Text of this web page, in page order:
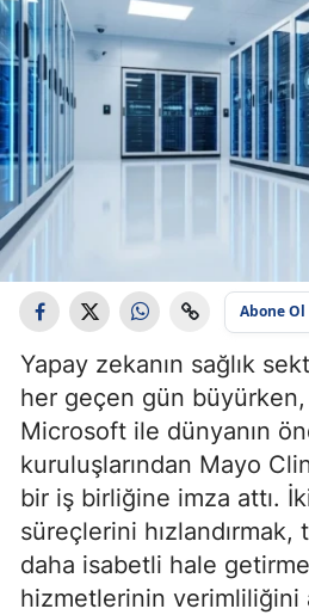
Abone Ol
Yapay zekanın sağlık
her geçen gün
Microsoft ile dünyanın
kuruluşlarından Mayo
bir iş birliğine imza attı.
süreçlerini hızlandırmak,
daha isabetli hale
hizmetlerinin verimliliğini